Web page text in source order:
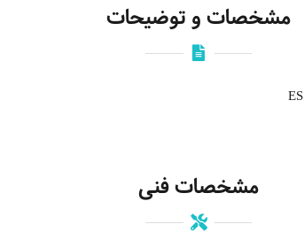
مشخصات و توضیحات
مشخصات فنی